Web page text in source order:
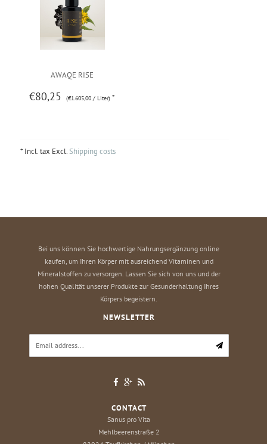
AWAQE RISE
€80,25 (€1.605,00 / Liter) *
* Incl. tax Excl.Shipping costs
Bei uns können Sie hochwertige Nahrungsergänzung online
kaufen, um Ihren Körper mit ausreichend Vitaminen und
Mineralstoffen zu versorgen. Lassen Sie sich von uns und der
hohen Qualität unserer Produkte zur Gesunderhaltung Ihres
Körpers begeistern.
NEWSLETTER
CONTACT
Sanus pro Vita
Mehlbeerenstraße 2